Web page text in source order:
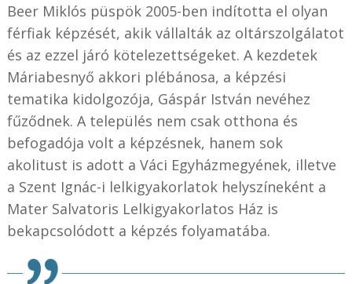
Beer Miklós püspök 2005-ben indította el olyan
férfiak képzését, akik vállalták az oltárszolgálatot
és az ezzel járó kötelezettségeket. A kezdetek
Máriabesnyő akkori plébánosa, a képzési
tematika kidolgozója, Gáspár István nevéhez
fűződnek. A település nem csak otthona és
befogadója volt a képzésnek, hanem sok
akolitust is adott a Váci Egyházmegyének, illetve
a Szent Ignác-i lelkigyakorlatok helyszíneként a
Mater Salvatoris Lelkigyakorlatos Ház is
bekapcsolódott a képzés folyamatába.